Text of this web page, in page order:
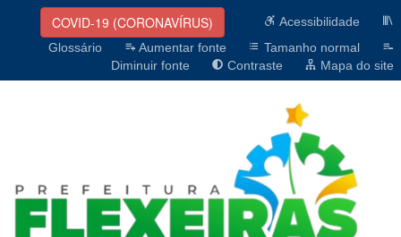
COVID-19 (CORONAVÍRUS)
Acessibilidade
Glossário
Aumentar fonte
Tamanho normal
Diminuir fonte
Contraste Mapa do site